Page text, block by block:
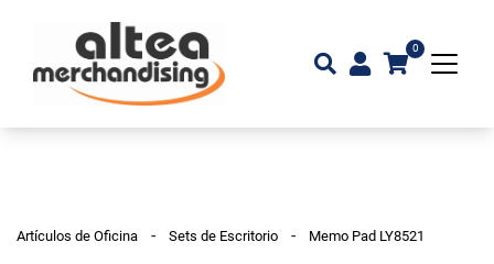
0
Artículos de Oficina - Sets de Escritorio - Memo Pad LY8521